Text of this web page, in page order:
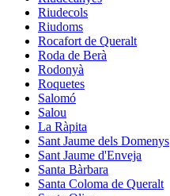
Riudecols
Riudoms
Rocafort de Queralt
Roda de Berà
Rodonyà
Roquetes
Salomó
Salou
La Ràpita
Sant Jaume dels Domenys
Sant Jaume d'Enveja
Santa Bàrbara
Santa Coloma de Queralt